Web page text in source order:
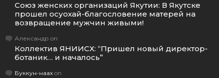
Союз женских организаций Якутии: В Якутске
прошел осуохай-благословение матерей на
возвращение мужчин живыми!
Александр on
Коллектив ЯНИИСХ: “Пришел новый директор-
ботаник… и началось”
Буккун-наах on